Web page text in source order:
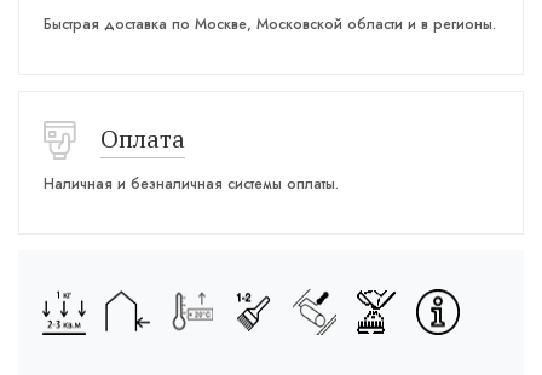
Быстрая доставка по Москве, Московской области и в регионы.
Оплата
Наличная и безналичная системы оплаты.